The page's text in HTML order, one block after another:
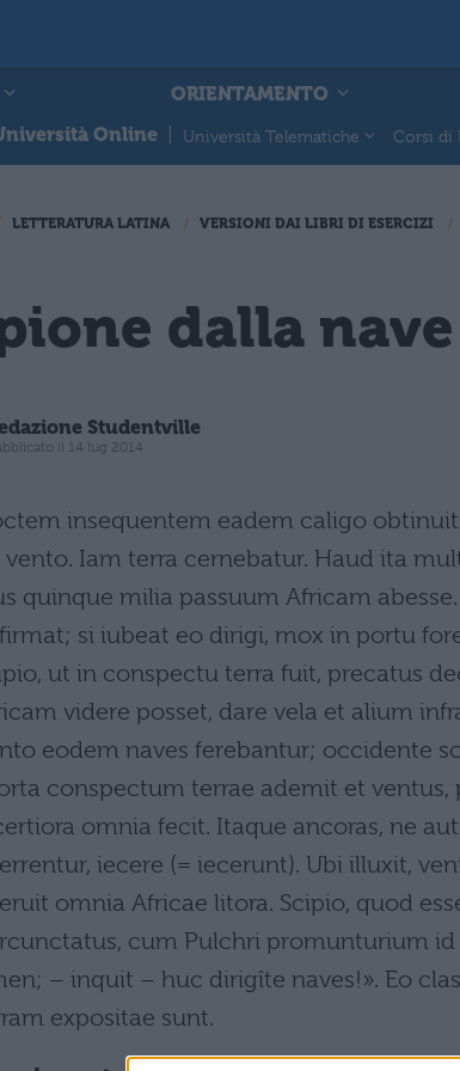
ORIENTAMENTO
Online
Università Telematiche Corsi di
LETTERATURA LATINA VERSIONI DAI LIBRI DI ESERCIZI
dalla
Studentville
il 14 lug 2014
insequentem eadem caligo
vento. Iam terra cernebatur. Haud ita
quinque milia passuum Africam
si iubeat eo dirigi, mox in portu
ut in conspectu terra fuit, precatus
videre posset, dare vela et alium
eodem naves ferebantur; occidente
conspectum terrae ademit et
omnia fecit. Itaque ancoras, ne
iecere (= iecerunt). Ubi illuxit,
omnia Africae litora. Scipio, quod
cum Pulchri promunturium id
– inquit – huc dirigîte naves!». Eo
expositae sunt.